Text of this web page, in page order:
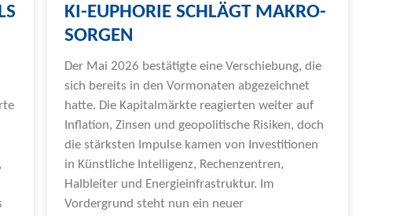
KI-EUPHORIE SCHLÄGT MAKRO-
SORGEN
Der Mai 2026 bestätigte eine Verschiebung, die
sich bereits in den Vormonaten abgezeichnet
hatte. Die Kapitalmärkte reagierten weiter auf
Inflation, Zinsen und geopolitische Risiken, doch
die stärksten Impulse kamen von Investitionen
in Künstliche Intelligenz, Rechenzentren,
Halbleiter und Energieinfrastruktur. Im
Vordergrund steht nun ein neuer